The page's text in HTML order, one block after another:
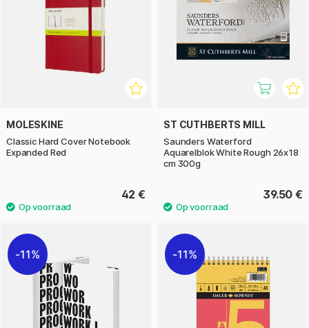
MOLESKINE
Classic Hard Cover Notebook
Expanded Red
42 €
ST CUTHBERTS MILL
Saunders Waterford
Aquarelblok White Rough 26x18
cm 300g
39.50 €
11% 11%